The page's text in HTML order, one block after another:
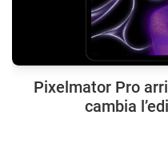
Pixelmator Pro
cambia